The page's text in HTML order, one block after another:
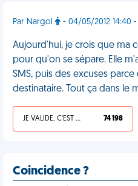
Par Nargol - 04/05/2012 14:40
Aujourd'hui, je crois que ma
pour qu'on se sépare. Elle
SMS, puis des excuses
destinataire. Tout ça dans le
JE VALIDE, C'EST UNE VDM 74 198
Coincidence ?